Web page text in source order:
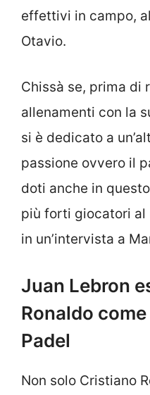
effettivi in campo,
Otavio.
Chissà se, prima di
allenamenti con la
si è dedicato a
passione ovvero il
doti anche in
più forti giocatori al
in un’intervista a
Juan Lebron
Ronaldo
Padel
Non solo Cristiano